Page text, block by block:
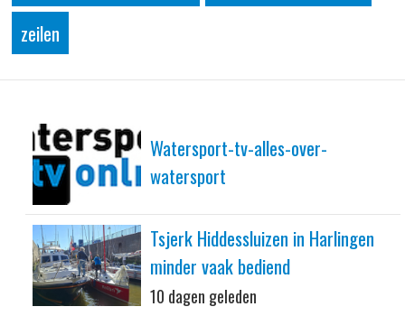
zeilen
Watersport-tv-alles-over-
watersport
Tsjerk Hiddessluizen in Harlingen
minder vaak bediend
10 dagen geleden